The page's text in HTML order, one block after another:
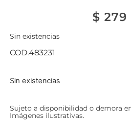
$ 279
Sin existencias
COD.483231
Sin existencias
Sujeto a disponibilidad o demora
Imágenes ilustrativas.